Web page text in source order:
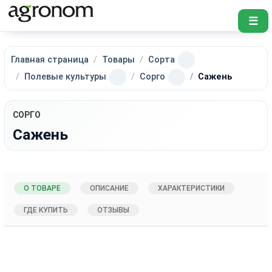
☰
Главная страница Товары
Сорта
Полевые культуры
Сорго Сажень
СОРГО
Сажень
О ТОВАРЕ ОПИСАНИЕ ХАРАКТЕРИСТИКИ
ГДЕ КУПИТЬ ОТЗЫВЫ